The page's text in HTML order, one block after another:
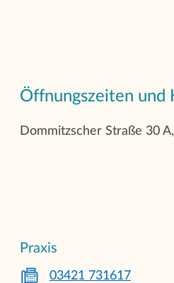
Öffnungszeiten und
Dommitzscher Straße 30
Praxis
03421 731617